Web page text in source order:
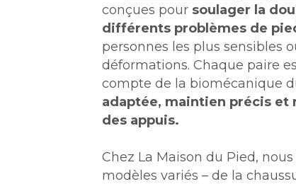
conçues pour soulager la
différents problèmes de
personnes les plus sensibles
déformations. Chaque paire
compte de la biomécanique
adaptée, maintien précis
des appuis.
Chez La Maison du Pied,
modèles variés – de la